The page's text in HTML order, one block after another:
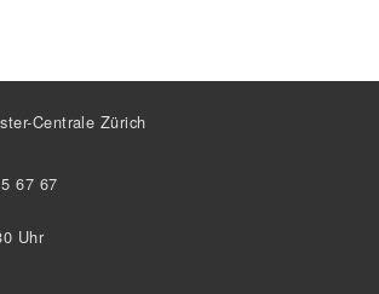
Centrale Zürich
67 67
Uhr